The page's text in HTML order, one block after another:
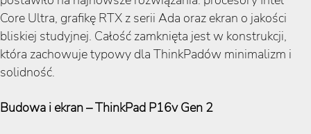
Core Ultra, grafikę RTX z serii Ada oraz ekran o jakości
bliskiej studyjnej. Całość zamknięta jest w konstrukcji,
która zachowuje typowy dla ThinkPadów minimalizm i
solidność.
Budowa i ekran – ThinkPad P16v Gen 2